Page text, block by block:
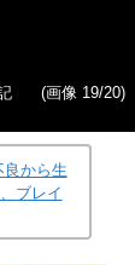
(画像 19/20)
良から生
ブレイ